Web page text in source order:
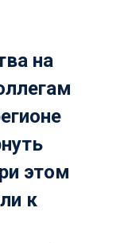
на
этом
к